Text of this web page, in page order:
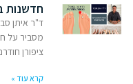
חדשנות
ד"ר איתן
מסביר על
ציפורן חודרנית? 2. מה הצעדים
קרא עוד »